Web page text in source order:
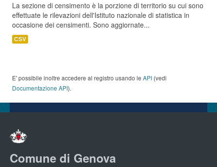
La sezione di censimento è la porzione di territorio su cui sono
effettuate le rilevazioni dell'Istituto nazionale di statistica in
occasione dei censimenti. Sono aggiornate...
CSV
E' possibile inoltre accedere al registro usando le API (vedi
Documentazione API).
Comune di Genova